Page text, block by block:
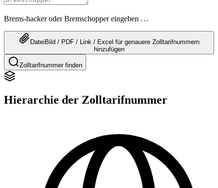
Brems-hacker oder Bremschopper eingeben …
Datei Bild / PDF / Link / Excel für genauere Zolltarifnummern
hinzufügen
Zolltarifnummer finden
Hierarchie der Zolltarifnummer